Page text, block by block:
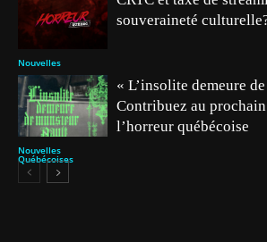
Nouvelles
souveraineté
Nouvelles
Québécoises
« L’insolite demeure
Contribuez au
l’horreur québécoise